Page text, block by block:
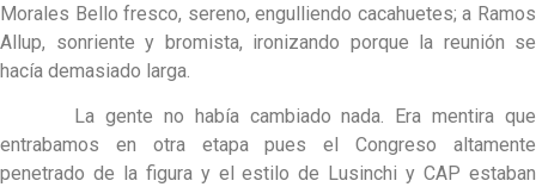
Morales Bello fresco, sereno, engulliendo cacahuetes; a Ramos
Allup, sonriente y bromista, ironizando porque la reunión se
hacía demasiado larga.
La gente no había cambiado nada. Era mentira que
entrabamos en otra etapa pues el Congreso altamente
penetrado de la figura y el estilo de Lusinchi y CAP estaban